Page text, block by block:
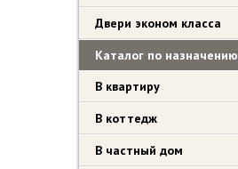
Двери эконом класса
Каталог по назначению
В квартиру
В коттедж
В частный дом